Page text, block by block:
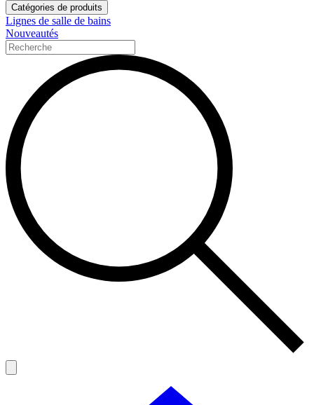
Catégories de produits
Lignes de salle de bains
Nouveautés